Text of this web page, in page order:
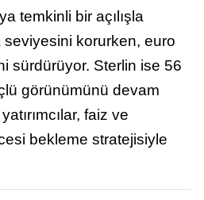
temkinli bir açılışla
seviyesini korurken, euro
sürdürüyor. Sterlin ise 56
görünümünü devam
faiz ve
bekleme stratejisiyle